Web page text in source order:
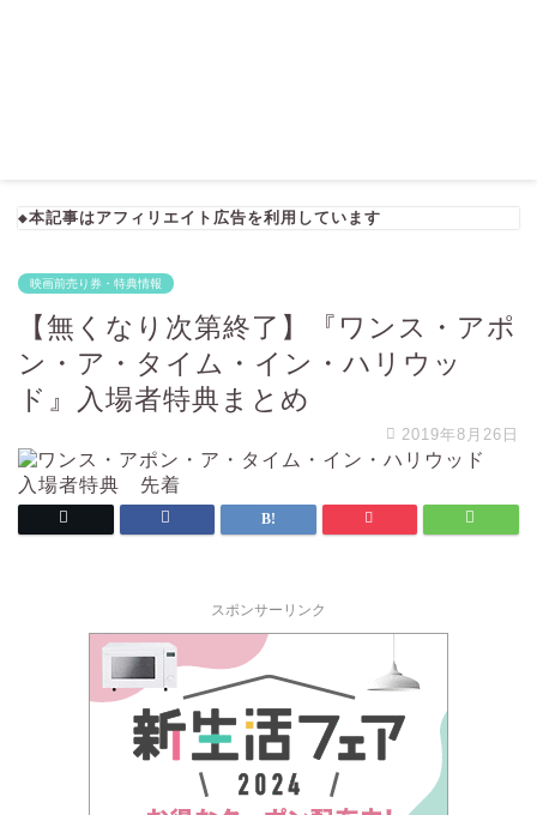
◆本記事はアフィリエイト広告を利用しています
映画前売り券・特典情報
【無くなり次第終了】『ワンス・アポ
ン・ア・タイム・イン・ハリウッ
ド』入場者特典まとめ
2019年8月26日
スポンサーリンク